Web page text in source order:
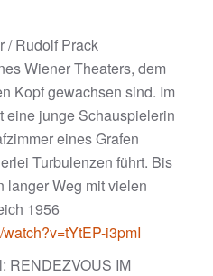
/ Rudolf Prack
Wiener Theaters, dem
Kopf gewachsen sind. Im
eine junge Schauspielerin
eines Grafen
Turbulenzen führt. Bis
langer Weg mit vielen
1956
i3pmI
RENDEZVOUS IM